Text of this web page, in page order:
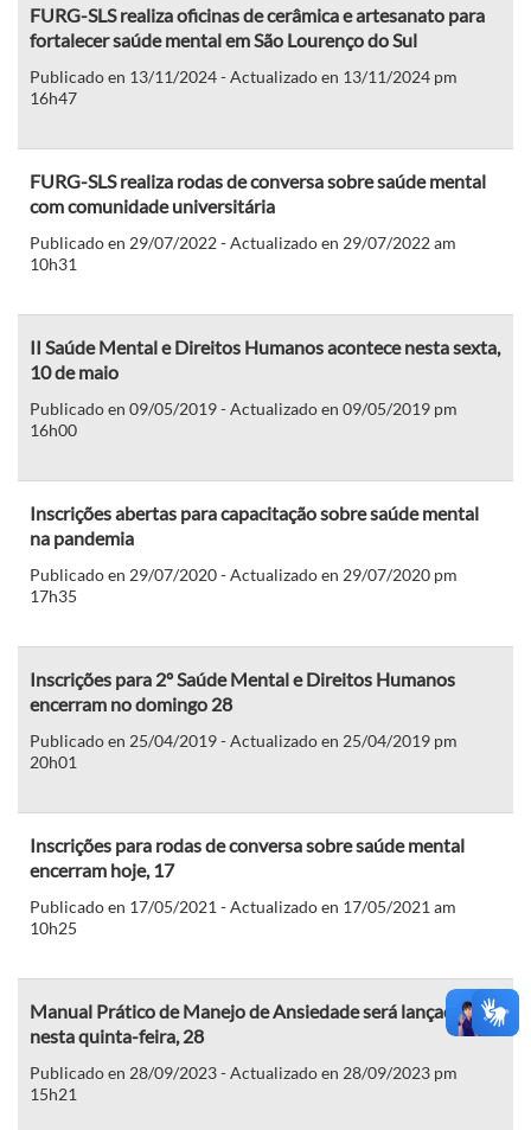
FURG-SLS realiza oficinas de cerâmica e artesanato para
fortalecer saúde mental em São Lourenço do Sul
Publicado en 13/11/2024 - Actualizado en 13/11/2024 pm
16h47
FURG-SLS realiza rodas de conversa sobre saúde mental
com comunidade universitária
Publicado en 29/07/2022 - Actualizado en 29/07/2022 am
10h31
II Saúde Mental e Direitos Humanos acontece nesta sexta,
10 de maio
Publicado en 09/05/2019 - Actualizado en 09/05/2019 pm
16h00
Inscrições abertas para capacitação sobre saúde mental
na pandemia
Publicado en 29/07/2020 - Actualizado en 29/07/2020 pm
17h35
Inscrições para 2º Saúde Mental e Direitos Humanos
encerram no domingo 28
Publicado en 25/04/2019 - Actualizado en 25/04/2019 pm
20h01
Inscrições para rodas de conversa sobre saúde mental
encerram hoje, 17
Publicado en 17/05/2021 - Actualizado en 17/05/2021 am
10h25
Manual Prático de Manejo de Ansiedade será lançado
nesta quinta-feira, 28
Publicado en 28/09/2023 - Actualizado en 28/09/2023 pm
15h21